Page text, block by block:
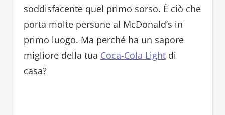
soddisfacente quel primo sorso. È ciò che
porta molte persone al McDonald’s in
primo luogo. Ma perché ha un sapore
migliore della tua Coca-Cola Lightdi
casa?